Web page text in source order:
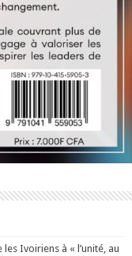
Ivoiriens à « l’unité, au